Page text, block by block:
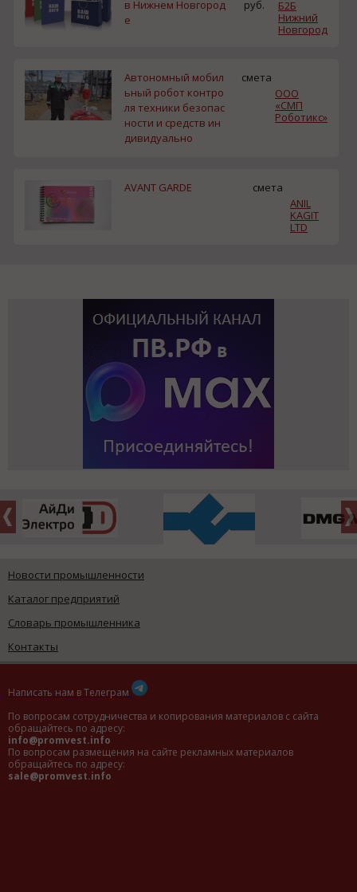
в Нижнем Новгород
е
руб.
Б2Б
Нижний
Новгород
Автономный мобил
ьный робот контро
ля техники безопас
ности и средств ин
дивидуально
смета
ООО
«СМП
Роботикс»
AVANT GARDE
смета
ANIL
KAGIT
LTD
Новости промышленности
Каталог предприятий
Словарь промышленника
Контакты
Написать нам в Телеграм
По вопросам сотрудничества и копирования материалов с сайта
обращайтесь по адресу:
info@promvest.info
По вопросам размещения на сайте рекламных материалов
обращайтесь по адресу:
sale@promvest.info